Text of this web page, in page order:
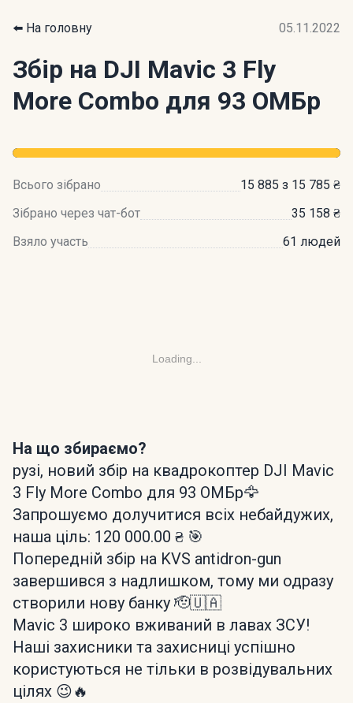
⬅️ На головну 05.11.2022
Збір на DJI Mavic 3 Fly
More Combo для 93 ОМБр
Всього зібрано
15 885 з 15 785 ₴
Зібрано через чат-бот
35 158 ₴
Взяло участь
61 людей
Loading...
На що збираємо?
рузі, новий збір на квадрокоптер DJI Mavic
3 Fly More Combo для 93 ОМБр🦅
Запрошуємо долучитися всіх небайдужих,
наша ціль: 120 000.00 ₴ 🎯
Попередній збір на KVS antidron-gun
завершився з надлишком, тому ми одразу
створили нову банку 🫡🇺🇦
Mavic 3 широко вживаний в лавах ЗСУ!
Наші захисники та захисниці успішно
користуються не тільки в розвідувальних
цілях 😉🔥